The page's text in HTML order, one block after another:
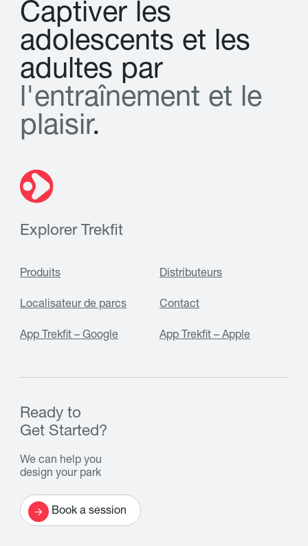
Captiver les
adolescents et les
adultes par
l'entraînement et le
plaisir.
Explorer Trekfit
Produits Distributeurs
Localisateur de parcs Contact
App Trekfit – Google App Trekfit – Apple
Ready to
Get Started?
We can help you
design your park
Book a session